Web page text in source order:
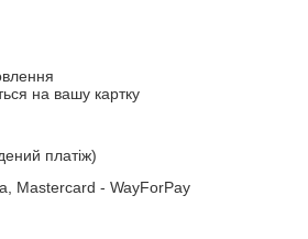
на вашу картку
платіж)
Mastercard - WayForPay